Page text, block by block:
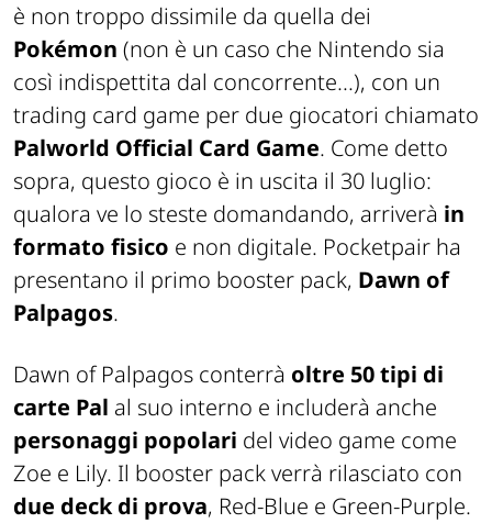
è non troppo dissimile da quella dei
Pokémon (non è un caso che Nintendo sia
così indispettita dal concorrente...), con un
trading card game per due giocatori chiamato
Palworld Official Card Game. Come detto
sopra, questo gioco è in uscita il 30 luglio:
qualora ve lo steste domandando, arriverà in
formato fisico e non digitale. Pocketpair ha
presentano il primo booster pack, Dawn of
Palpagos.
Dawn of Palpagos conterrà oltre 50 tipi di
carte Pal al suo interno e includerà anche
personaggi popolari del video game come
Zoe e Lily. Il booster pack verrà rilasciato con
due deck di prova, Red-Blue e Green-Purple.